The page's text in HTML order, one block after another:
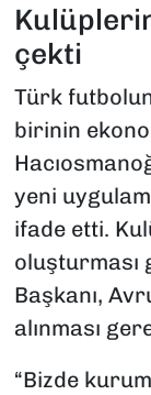
çekti
Türk
birinin
yeni
ifade etti.
oluşturması
Başkanı,
alınması
“Bizde